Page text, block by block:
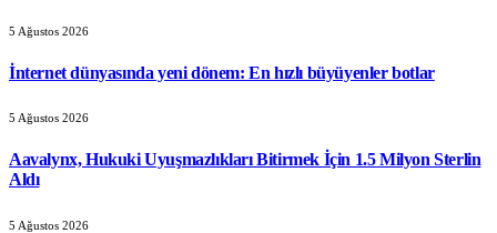
5 Ağustos 2026
İnternet dünyasında yeni dönem: En hızlı büyüyenler botlar
5 Ağustos 2026
Aavalynx, Hukuki Uyuşmazlıkları Bitirmek İçin 1.5 Milyon Sterlin
Aldı
5 Ağustos 2026